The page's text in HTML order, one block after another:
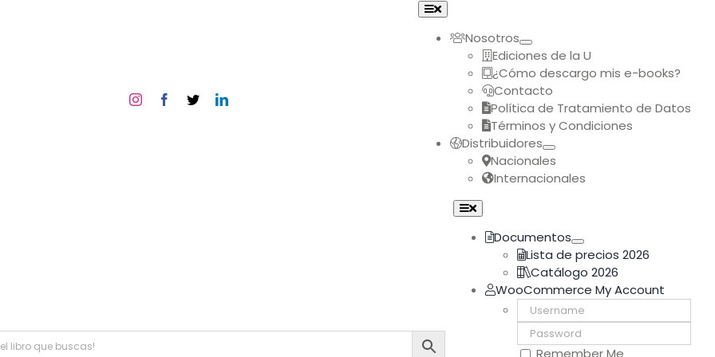
Toggle
Navigation
Nosotros
Ediciones de la U
¿Cómo descargo mis e-books?
Contacto
Política de Tratamiento de Datos
Términos y Condiciones
Distribuidores
Nacionales
Internacionales
Toggle
Navigation
Documentos
Lista de precios 2026
Catálogo 2026
WooCommerce My Account
Username:
Password:
Remember Me